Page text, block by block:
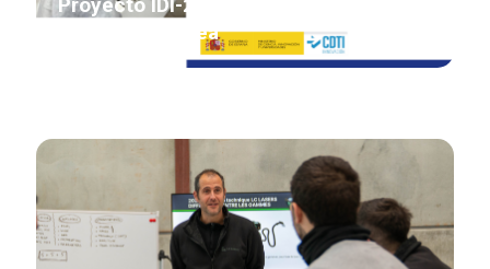
Proyecto IDI-20240419 financiado por
la Unión Europea